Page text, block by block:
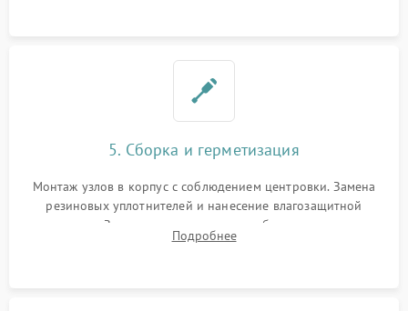
5. Сборка и герметизация
Монтаж узлов в корпус с соблюдением центровки. Замена
резиновых уплотнителей и нанесение влагозащитной
смазки. Заполнение внутреннего объема прицела
осушенным азотом для предотвращения запотевания оптики
Подробнее